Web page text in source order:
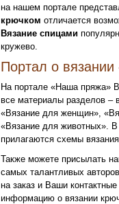
на нашем портале
крючком отличается
Вязание спицами
кружево.
Портал о
На портале «Наша пряжа»
все материалы разделов –
«Вязание для женщин»,
«Вязание для животных».
прилагаются схемы
Также можете присылать
самых талантливых
на заказ и Ваши
информацию о вязании